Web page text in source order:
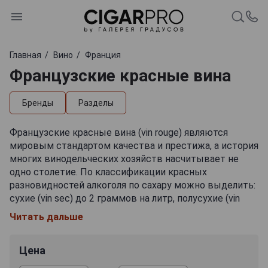
Главная Вино Франция
Французские красные вина
Бренды Разделы
Французские красные вина (vin rouge) являются
мировым стандартом качества и престижа, а история
многих винодельческих хозяйств насчитывает не
одно столетие. По классификации красных
разновидностей алкоголя по сахару можно выделить:
сухие (vin sec) до 2 граммов на литр, полусухие (vin
demi-sec) в рамках 2-30 г/л, сладкие (vin moelleux) в
пределах 30-50 г и ликерные (vin liquoreux) – свыше 50
любовью во всем мире, но особенным спросом
отличаются сухие вариации. Лучшими
Читать дальше
Цена